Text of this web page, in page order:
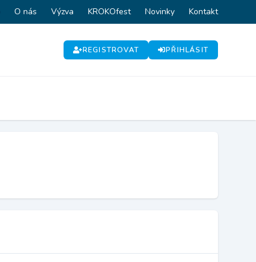
O nás Výzva KROKOfest Novinky Kontakt
REGISTROVAT PŘIHLÁSIT